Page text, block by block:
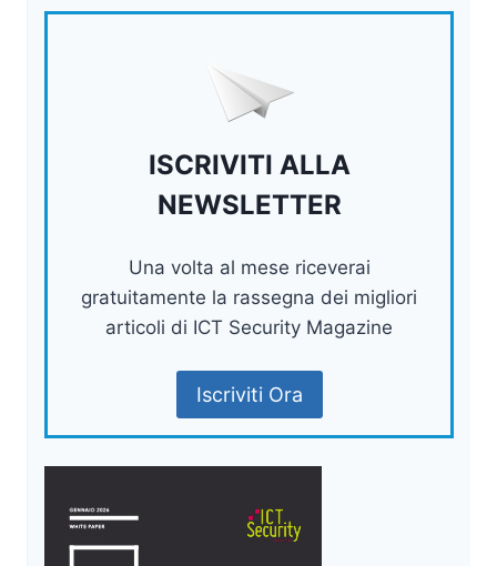
ISCRIVITI ALLA
NEWSLETTER
Una volta al mese riceverai
gratuitamente la rassegna dei migliori
articoli di ICT Security Magazine
Iscriviti Ora